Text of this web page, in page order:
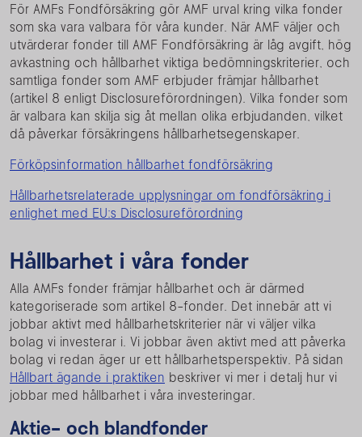
För AMFs Fondförsäkring gör AMF urval kring vilka fonder
som ska vara valbara för våra kunder. När AMF väljer och
utvärderar fonder till AMF Fondförsäkring är låg avgift, hög
avkastning och hållbarhet viktiga bedömningskriterier, och
samtliga fonder som AMF erbjuder främjar hållbarhet
(artikel 8 enligt Disclosureförordningen). Vilka fonder som
är valbara kan skilja sig åt mellan olika erbjudanden, vilket
då påverkar försäkringens hållbarhetsegenskaper.
Förköpsinformation hållbarhet fondförsäkring
Hållbarhetsrelaterade upplysningar om fondförsäkring i
enlighet med EU:s Disclosureförordning
Hållbarhet i våra fonder
Alla AMFs fonder främjar hållbarhet och är därmed
kategoriserade som artikel 8-fonder. Det innebär att vi
jobbar aktivt med hållbarhetskriterier när vi väljer vilka
bolag vi investerar i. Vi jobbar även aktivt med att påverka
bolag vi redan äger ur ett hållbarhetsperspektiv. På sidan
Hållbart ägande i praktiken beskriver vi mer i detalj hur vi
jobbar med hållbarhet i våra investeringar.
Aktie- och blandfonder